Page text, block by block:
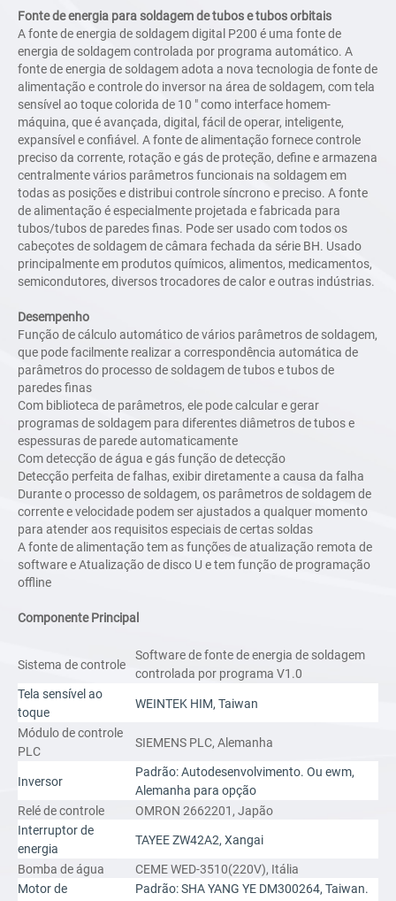
fonte de alimentação
fornece controle preciso
de corrente, rotação e
gás de proteção, define
e armazena
centralmente vários
parâmetros funcionais
em soldagem em todas
as posições e distribui
controle síncrono e
preciso. A fonte de
alimentação é
especialmente projetada
e fabricada para
tubos/tubos de paredes
finas. Pode ser usada
com todos os cabeçotes
de soldagem de câmara
fechada da série BH.
Usado principalmente
em produtos químicos,
alimentos,
medicamentos,
semicondutores, vários
trocadores de calor e
outras indústrias.
Fonte de energia para soldagem de tubos e tubos orbitais
A fonte de energia de soldagem digital P200 é uma fonte de
energia de soldagem controlada por programa automático. A
fonte de energia de soldagem adota a nova tecnologia de fonte de
alimentação e controle do inversor na área de soldagem, com tela
sensível ao toque colorida de 10 ″ como interface homem-
máquina, que é avançada, digital, fácil de operar, inteligente,
expansível e confiável. A fonte de alimentação fornece controle
preciso da corrente, rotação e gás de proteção, define e armazena
centralmente vários parâmetros funcionais na soldagem em
todas as posições e distribui controle síncrono e preciso. A fonte
de alimentação é especialmente projetada e fabricada para
tubos/tubos de paredes finas. Pode ser usado com todos os
cabeçotes de soldagem de câmara fechada da série BH. Usado
principalmente em produtos químicos, alimentos, medicamentos,
semicondutores, diversos trocadores de calor e outras indústrias.
Desempenho
Função de cálculo automático de vários parâmetros de soldagem,
que pode facilmente realizar a correspondência automática de
parâmetros do processo de soldagem de tubos e tubos de
paredes finas
Com biblioteca de parâmetros, ele pode calcular e gerar
programas de soldagem para diferentes diâmetros de tubos e
espessuras de parede automaticamente
Com detecção de água e gás função de detecção
Detecção perfeita de falhas, exibir diretamente a causa da falha
Durante o processo de soldagem, os parâmetros de soldagem de
corrente e velocidade podem ser ajustados a qualquer momento
para atender aos requisitos especiais de certas soldas
A fonte de alimentação tem as funções de atualização remota de
software e Atualização de disco U e tem função de programação
offline
Componente Principal
Sistema de controle
Software de fonte de energia de soldagem
controlada por programa V1.0
Tela sensível ao
toque
WEINTEK HIM, Taiwan
Módulo de controle
PLC
SIEMENS PLC, Alemanha
Inversor
Padrão: Autodesenvolvimento. Ou ewm,
Alemanha para opção
Relé de controle
OMRON 2662201, Japão
Interruptor de
energia
TAYEE ZW42A2, Xangai
Bomba de água
CEME WED-3510(220V), Itália
Motor de
Padrão: SHA YANG YE DM300264, Taiwan.